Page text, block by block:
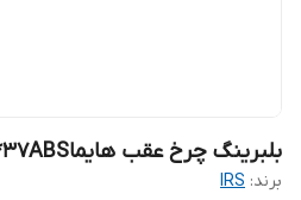
بلبرینگ چرخ عقب هایماS7 DAC40*75*37ABS
برند: IRS